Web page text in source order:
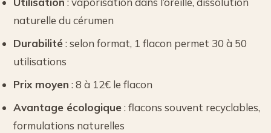
naturelle du cérumen
Durabilité: selon format, 1 flacon permet 30 à 50
utilisations
Prix moyen : 8 à 12€ le flacon
Avantage écologique: flacons souvent recyclables,
formulations naturelles